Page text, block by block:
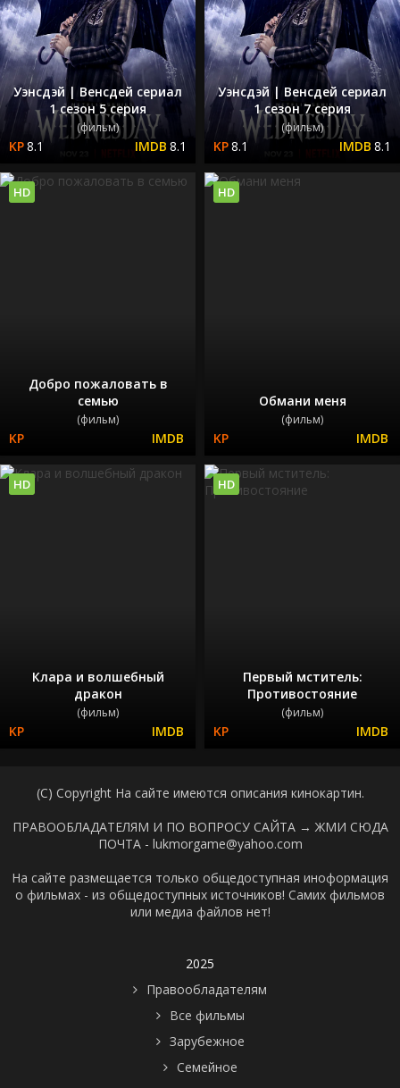
Уэнсдэй | Венсдей сериал
1 сезон 5 серия
(фильм)
8.1 8.1
Уэнсдэй | Венсдей сериал
1 сезон 7 серия
(фильм)
8.1 8.1
Добро пожаловать в
семью
(фильм)
HD
Обмани меня
(фильм)
HD
Клара и волшебный
дракон
(фильм)
HD
Первый мститель:
Противостояние
(фильм)
HD
(C) Copyright На сайте имеются описания кинокартин.
ПРАВООБЛАДАТЕЛЯМ И ПО ВОПРОСУ САЙТА → ЖМИ СЮДА
ПОЧТА - lukmorgame@yahoo.com
На сайте размещается только общедоступная иноформация
о фильмах - из общедоступных источников! Самих фильмов
или медиа файлов нет!
2025
Правообладателям
Все фильмы
Зарубежное
Семейное